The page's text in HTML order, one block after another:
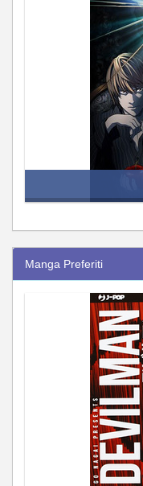
Manga Preferiti